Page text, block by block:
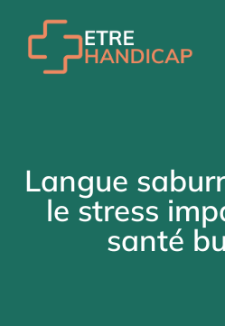
Langue
le stress
santé